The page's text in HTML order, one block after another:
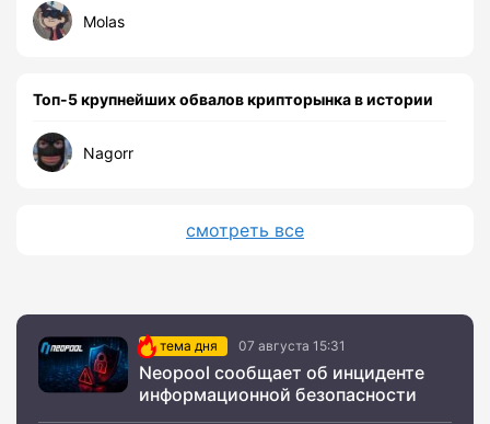
Molas
Топ-5 крупнейших обвалов крипторынка в истории
Nagorr
смотреть все
тема дня 07 августа 15:31
Neopool сообщает об инциденте
информационной безопасности